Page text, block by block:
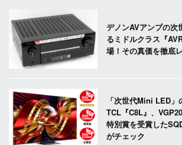
デノンAVアンプの次
るミドルクラス『
場！その真価を徹底
「次世代Mini LED」
TCL『C8L』、
特別賞を受賞した
がチェック